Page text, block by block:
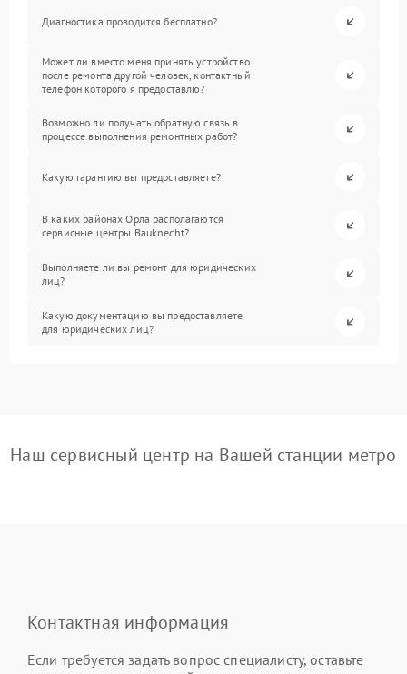
Диагностика проводится бесплатно?
Может ли вместо меня принять устройство
после ремонта другой человек, контактный
телефон которого я предоставлю?
Возможно ли получать обратную связь в
процессе выполнения ремонтных работ?
Какую гарантию вы предоставляете?
В каких районах Орла располагаются
сервисные центры Bauknecht?
Выполняете ли вы ремонт для юридических
лиц?
Какую документацию вы предоставляете
для юридических лиц?
Наш сервисный центр на Вашей станции метро
Контактная информация
Если требуется задать вопрос специалисту, оставьте